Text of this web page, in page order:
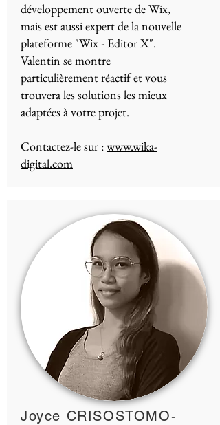
développement ouverte de Wix,
mais est aussi expert de la nouvelle
plateforme "Wix - Editor X".
Valentin se montre
particulièrement réactif et vous
trouvera les solutions les mieux
adaptées à votre projet.
Contactez-le sur :www.wika-
digital.com
Joyce CRISOSTOMO-